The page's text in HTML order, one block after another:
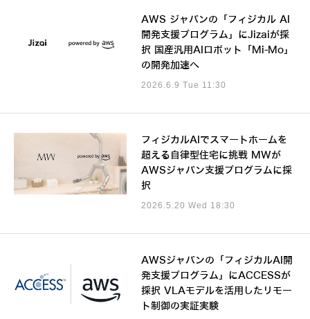
AWS ジャパンの「フィジカル AI
開発支援プログラム」にJizaiが採
択 国産汎用AIロボット「Mi-Mo」
の開発加速へ
2026.6.9 Tue 11:30
フィジカルAIでスマートホームを
超える自律型住宅に挑戦 MWが
AWSジャパン支援プログラムに採
択
2026.5.20 Wed 18:30
AWSジャパンの「フィジカルAI開
発支援プログラム」にACCESSが
採択 VLAモデルを活用したリモー
ト制御の実証実験